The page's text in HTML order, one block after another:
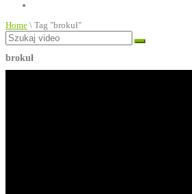
Home \ Tag "brokuł"
brokuł